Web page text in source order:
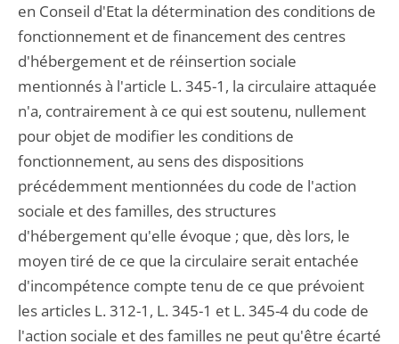
en Conseil d'Etat la détermination des conditions de
fonctionnement et de financement des centres
d'hébergement et de réinsertion sociale
mentionnés à l'article L. 345-1, la circulaire attaquée
n'a, contrairement à ce qui est soutenu, nullement
pour objet de modifier les conditions de
fonctionnement, au sens des dispositions
précédemment mentionnées du code de l'action
sociale et des familles, des structures
d'hébergement qu'elle évoque ; que, dès lors, le
moyen tiré de ce que la circulaire serait entachée
d'incompétence compte tenu de ce que prévoient
les articles L. 312-1, L. 345-1 et L. 345-4 du code de
l'action sociale et des familles ne peut qu'être écarté